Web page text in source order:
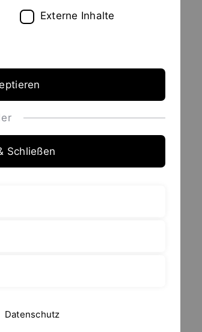
"DVD-
Laufwerk"Externe Inhalte
Schließen
Datenschutz